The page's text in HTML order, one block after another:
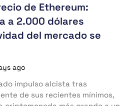
de Ethereum:
a 2.000 dólares
del mercado se
ago
impulso alcista tras
de sus recientes mínimos,